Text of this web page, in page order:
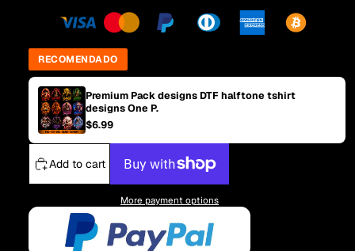
RECOMENDADO
Premium Pack designs DTF halftone tshirt
designs One P.
$6.99
Add to cart
More payment options